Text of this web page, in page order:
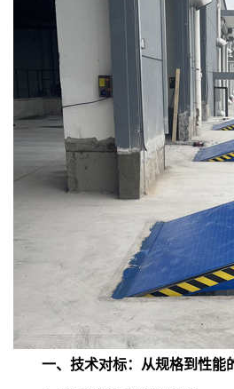
一、技术对标：从规格到性能